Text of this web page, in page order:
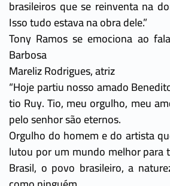
brasileiros que se reinventa na
Isso tudo estava na obra dele.”
Tony Ramos se emociona ao
Barbosa
Mareliz Rodrigues, atriz
“Hoje partiu nosso amado
tio Ruy. Tio, meu orgulho, meu
pelo senhor são eternos.
Orgulho do homem e do artista
lutou por um mundo melhor para
Brasil, o povo brasileiro, a